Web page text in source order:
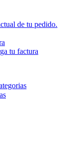
de tu pedido.
tu factura